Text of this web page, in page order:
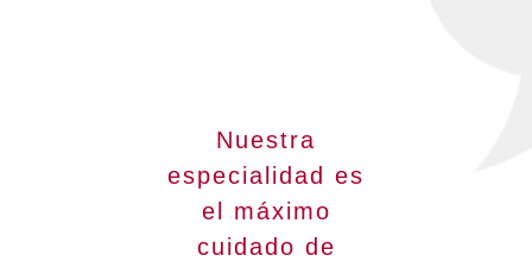
Nuestra
especialidad es
el máximo
cuidado de